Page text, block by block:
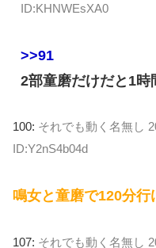
ID:KHNWEsXA0
>>91
2部童磨だけだと1時
100: それでも動く名無し
ID:Y2nS4b04d
鳴女と童磨で120分行
107: それでも動く名無し